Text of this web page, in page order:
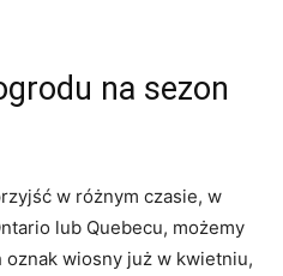
na ​sezon
w różnym ⁣czasie, w
lub Quebecu, możemy⁣
wiosny już w kwietniu,